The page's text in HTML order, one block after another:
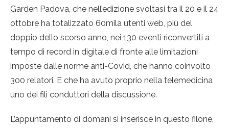
Garden Padova, che nell’edizione svoltasi tra il 20 e il 24
ottobre ha totalizzato 60mila utenti web, più del
doppio dello scorso anno, nei 130 eventi riconvertiti a
tempo di record in digitale di fronte alle limitazioni
imposte dalle norme anti-Covid, che hanno coinvolto
300 relatori. E che ha avuto proprio nella telemedicina
uno dei fili conduttori della discussione.
L’appuntamento di domani si inserisce in questo filone,